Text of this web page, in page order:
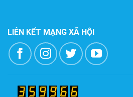
LIÊN KẾT MẠNG XÃ HỘI